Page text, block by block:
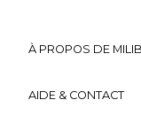
À PROPOS DE
AIDE & CONTACT